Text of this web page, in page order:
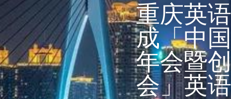
重庆英
成「中
年会暨
会」英